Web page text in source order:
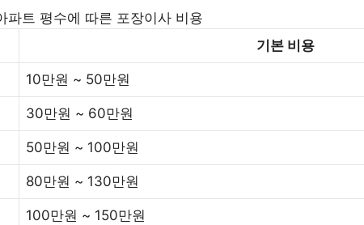
파트 평수에 따른 포장이사 비용
기본 비용
10만원 ~ 50만원
30만원 ~ 60만원
50만원 ~ 100만원
80만원 ~ 130만원
100만원 ~ 150만원